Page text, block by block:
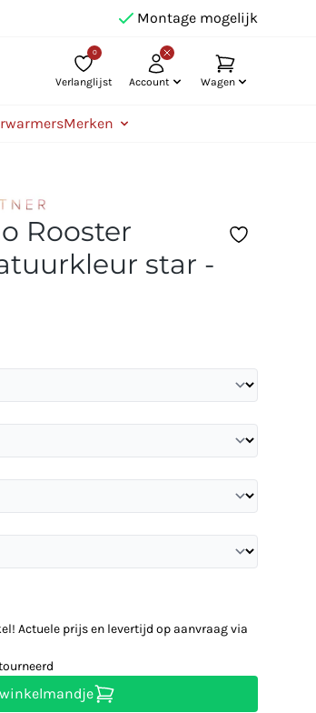
Montage mogelijk
0
Verlanglijst Account Wagen
Merken
Rooster
star -
Actuele prijs en levertijd op aanvraag via